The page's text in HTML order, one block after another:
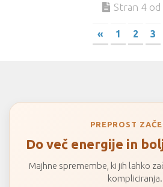
Stran 4 od
« 1 2 3
PREPROST
Do več energije in
Majhne spremembe, ki jih lahko
kompliciranja.